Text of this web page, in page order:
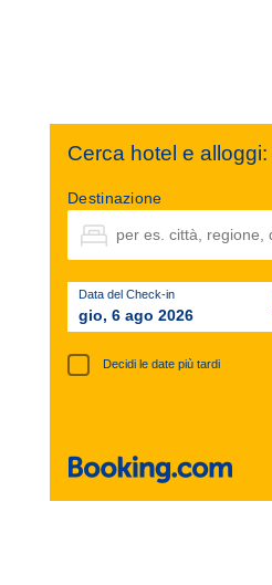
Cerca hotel e alloggi:
Destinazione
Data del Check-in
gio, 6 ago 2026
Decidi le date più tardi